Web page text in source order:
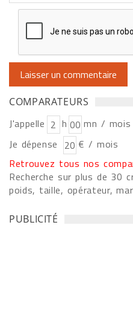
COMPARATEURS
J'appelle h
mn / mois
Je dépense
€ / mois
Retrouvez tous nos
Recherche sur plus de 30
poids, taille, opérateur,
PUBLICITÉ